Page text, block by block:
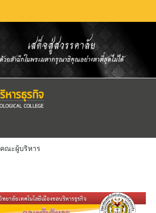
คณะผู้บริหาร